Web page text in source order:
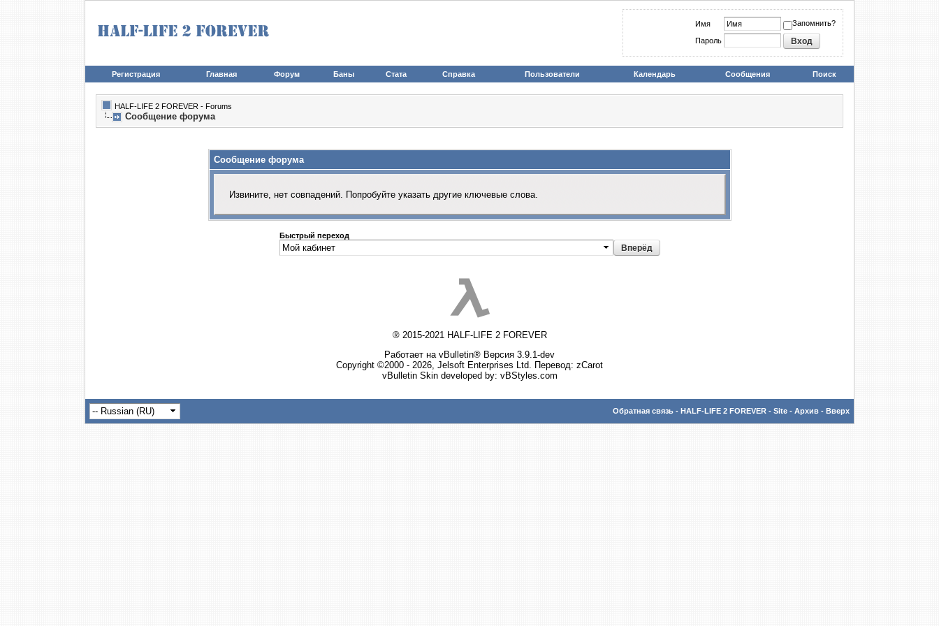
Имя Запомнить?
Пароль
Регистрация Главная Форум Баны Стата Справка Пользователи Календарь Сообщения Поиск
HALF-LIFE 2 FOREVER - Forums
Сообщение форума
Сообщение форума
Извините, нет совпадений. Попробуйте указать другие ключевые слова.
Быстрый переход
® 2015-2021 HALF-LIFE 2 FOREVER
Работает на vBulletin® Версия 3.9.1-dev
Copyright ©2000 - 2026, Jelsoft Enterprises Ltd. Перевод: zCarot
vBulletin Skin developed by: vBStyles.com
Обратная связь - HALF-LIFE 2 FOREVER - Site - Архив - Вверх